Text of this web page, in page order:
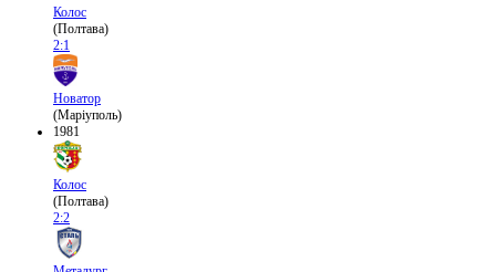
Колос
(Полтава)
2:1
Новатор
(Маріуполь)
1981
Колос
(Полтава)
2:2